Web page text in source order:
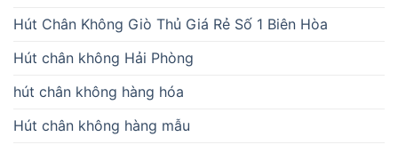
Hút Chân Không Giò Thủ Giá Rẻ Số 1 Biên Hòa
Hút chân không Hải Phòng
hút chân không hàng hóa
Hút chân không hàng mẫu